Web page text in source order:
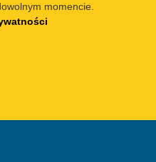
momencie.